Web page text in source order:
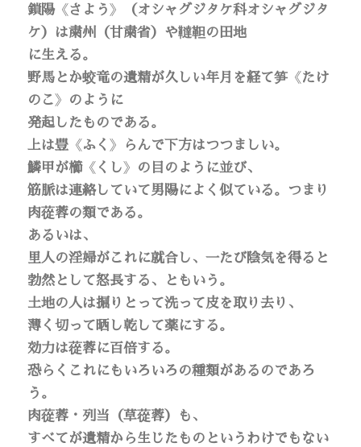
鎖陽《さよう 》
（オシャグジタケ科オシャグジタ
ケ）は粛州（甘粛省）や韃靼の田地
に生える。
野馬とか蛟竜の遺精が久しい年月を経て笋 《たけ
のこ》 のように
発起したものである。
上は豊 《ふく 》
らんで下方はつつましい。
鱗甲が櫛《 くし》 の目のように並び、
筋脈は連絡していて男陽によく似ている。つまり
肉蓯蓉の類である。
あるいは、
里人の淫婦がこれに就合し、一たび陰気を得ると
勃然として怒長する、ともいう。
土地の人は掘りとって洗って皮を取り去り、
薄く切って晒し乾して薬にする。
効力は蓯蓉に百倍する。
恐らくこれにもいろいろの種類があるのであろ
う。
肉蓯蓉・列当（草蓯蓉）も、
すべてが遺精から生じたものというわけでもない